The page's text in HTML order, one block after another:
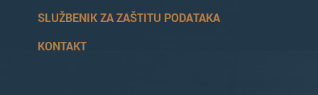
SLUŽBENIK ZA ZAŠTITU PODATAKA
KONTAKT